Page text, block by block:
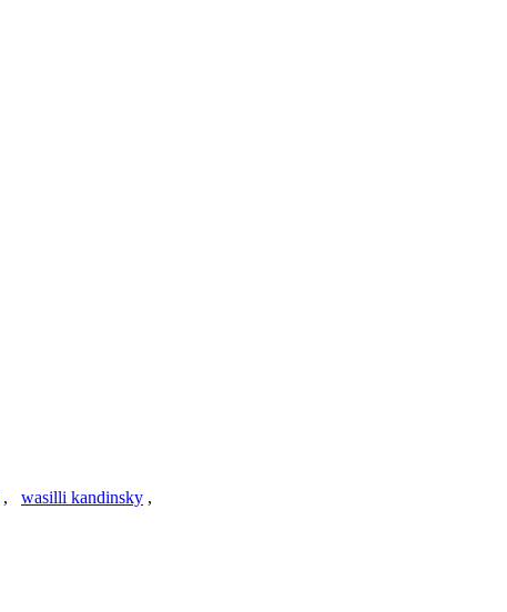
, wasilli kandinsky ,